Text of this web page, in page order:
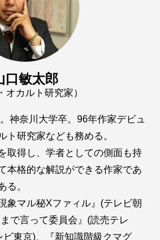
口敏太郎
オカルト研究家）
神奈川大学卒。96年作家デビュ
ト研究家なども務める。
取得し、学者としての側面も持
本格的な解説ができる作家であ
る。
象マル秘Xファィル』(テレビ朝
で言って委員会』(読売テレ
ビ東京)、『新知識階級クマグ